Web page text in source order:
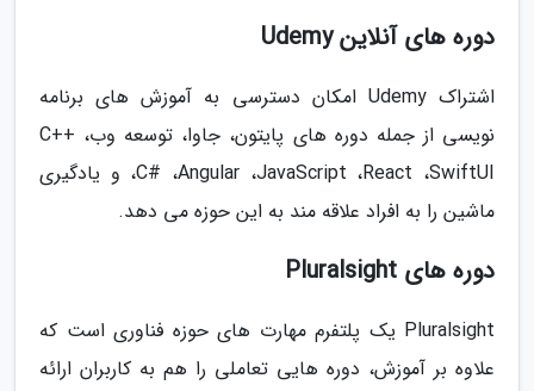
دوره های آنلاین Udemy
اشتراک Udemy امکان دسترسی به آموزش های برنامه
نویسی از جمله دوره های پایتون، جاوا، توسعه وب، C++
،C# ،Angular ،JavaScript ،React ،SwiftUI و یادگیری
ماشین را به افراد علاقه مند به این حوزه می دهد.
دوره های Pluralsight
Pluralsight یک پلتفرم مهارت های حوزه فناوری است که
علاوه بر آموزش، دوره هایی تعاملی را هم به کاربران ارائه